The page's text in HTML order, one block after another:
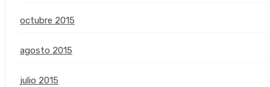
octubre 2015
agosto 2015
julio 2015